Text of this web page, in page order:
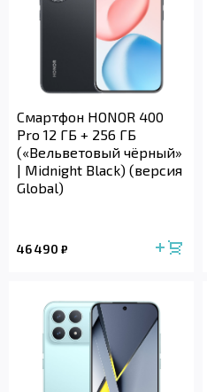
Смартфон HONOR 400
Pro 12 ГБ + 256 ГБ
(«Вельветовый чёрный»
| Midnight Black) (версия
Global)
46 490 ₽